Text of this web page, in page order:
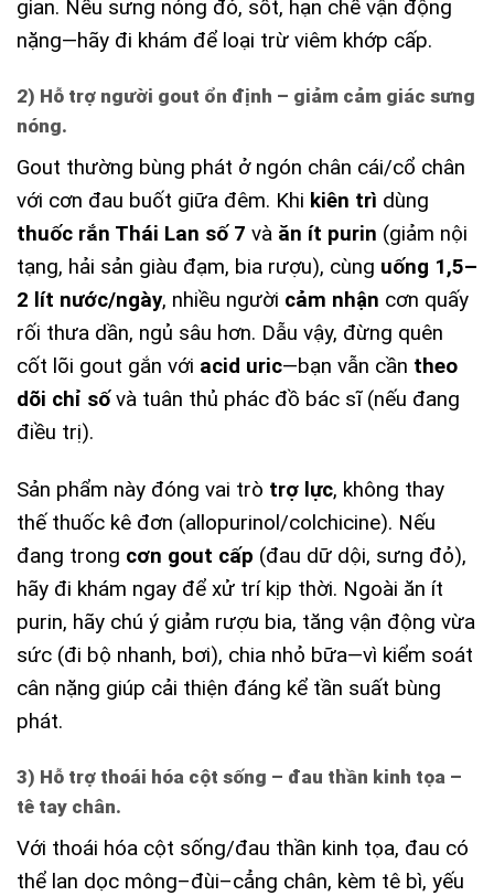
gian. Nếu sưng nóng đỏ, sốt, hạn chế vận động
nặng—hãy đi khám để loại trừ viêm khớp cấp.
2) Hỗ trợ người gout ổn định – giảm cảm giác sưng
nóng.
Gout thường bùng phát ở ngón chân cái/cổ chân
với cơn đau buốt giữa đêm. Khi kiên trì dùng
thuốc rắn Thái Lan số 7 và ăn ít purin (giảm nội
tạng, hải sản giàu đạm, bia rượu), cùng uống 1,5–
2 lít nước/ngày, nhiều người cảm nhận cơn quấy
rối thưa dần, ngủ sâu hơn. Dẫu vậy, đừng quên
cốt lõi gout gắn với acid uric—bạn vẫn cần theo
dõi chỉ sốvà tuân thủ phác đồ bác sĩ (nếu đang
điều trị).
Sản phẩm này đóng vai trò trợ lực, không thay
thế thuốc kê đơn (allopurinol/colchicine). Nếu
đang trong cơn gout cấp (đau dữ dội, sưng đỏ),
hãy đi khám ngay để xử trí kịp thời. Ngoài ăn ít
purin, hãy chú ý giảm rượu bia, tăng vận động vừa
sức (đi bộ nhanh, bơi), chia nhỏ bữa—vì kiểm soát
cân nặng giúp cải thiện đáng kể tần suất bùng
phát.
3) Hỗ trợ thoái hóa cột sống – đau thần kinh tọa –
tê tay chân.
Với thoái hóa cột sống/đau thần kinh tọa, đau có
thể lan dọc mông–đùi–cẳng chân, kèm tê bì, yếu